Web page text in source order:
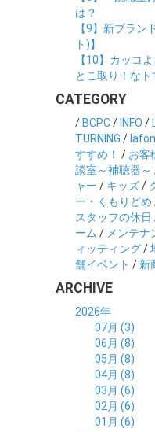
は？
【9】新ブラン
ト)】
【10】カッコ
とこ取り！な
CATEGORY
/ BCPC/ INFO /
TURNING /
すすめ！ / お客
談室～補聴器～
ャー / キッズ/
ー・くもりどめ
スタッフの休日
ーム / メンテナ
ィッティング/
舗イベント / 新
ARCHIVE
2026年
07月 (3)
06月 (8)
05月 (8)
04月 (8)
03月 (6)
02月 (6)
01月 (6)